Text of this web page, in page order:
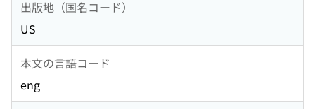
出版地（国名コード）
US
本文の言語コード
eng